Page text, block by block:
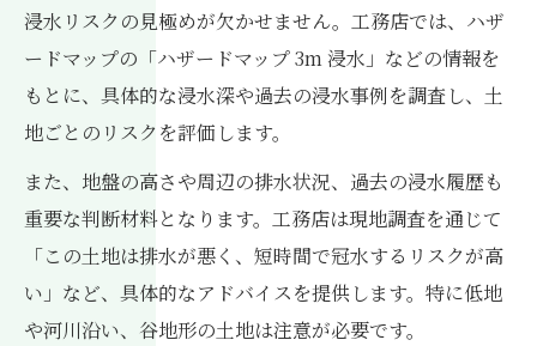
浸水リスクの見極めが欠かせません。工務店では、ハザ
ードマップの「ハザードマップ 3m 浸水」などの情報を
もとに、具体的な浸水深や過去の浸水事例を調査し、土
地ごとのリスクを評価します。
また、地盤の高さや周辺の排水状況、過去の浸水履歴も
重要な判断材料となります。工務店は現地調査を通じて
「この土地は排水が悪く、短時間で冠水するリスクが高
い」など、具体的なアドバイスを提供します。特に低地
や河川沿い、谷地形の土地は注意が必要です。